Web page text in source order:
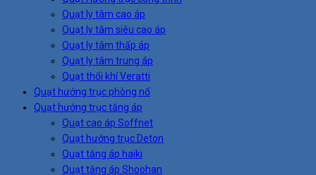
Quạt ly tâm cao áp
Quạt ly tâm siêu cao áp
Quạt ly tâm thấp áp
Quạt ly tâm trung áp
Quạt thổi khí Veratti
Quạt hướng trục phòng nổ
Quạt hướng trục tăng áp
Quạt cao áp Soffnet
Quạt hướng trục Deton
Quạt tăng áp haiki
Quạt tăng áp Shoohan